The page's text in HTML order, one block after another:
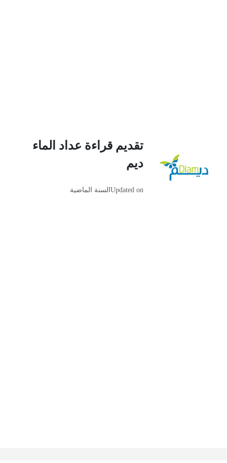
تقديم قراءة عداد الماء
ديم
Updated on السنة الماضية